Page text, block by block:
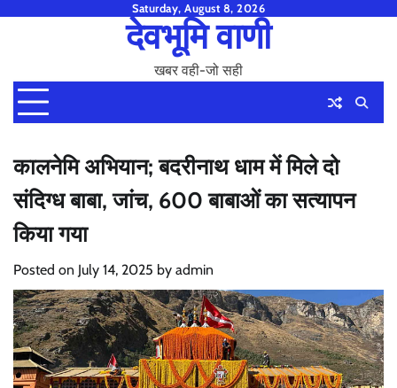
Saturday, August 8, 2026
देवभूमि वाणी
खबर वही-जो सही
कालनेमि अभियान; बदरीनाथ धाम में मिले दो
संदिग्ध बाबा, जांच, 600 बाबाओं का सत्यापन
किया गया
Posted on July 14, 2025 by admin